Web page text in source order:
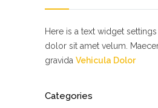
Here is a text widget
dolor sit amet velum.
gravida Vehicula Dolor
Categories